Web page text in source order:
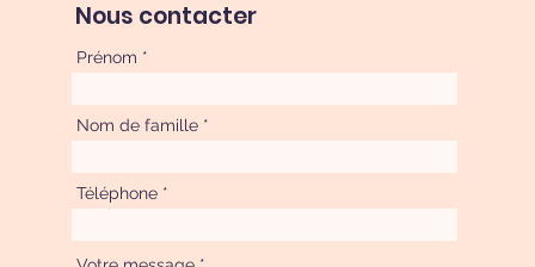
Nous contacter
Prénom
Nom de famille
Téléphone